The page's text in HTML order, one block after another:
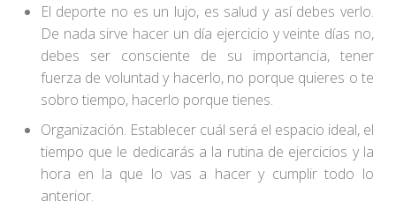
El deporte no es un lujo, es salud y así debes verlo.
De nada sirve hacer un día ejercicio y veinte días no,
debes ser consciente de su importancia, tener
fuerza de voluntad y hacerlo, no porque quieres o te
sobro tiempo, hacerlo porque tienes.
Organización. Establecer cuál será el espacio ideal, el
tiempo que le dedicarás a la rutina de ejercicios y la
hora en la que lo vas a hacer y cumplir todo lo
anterior.